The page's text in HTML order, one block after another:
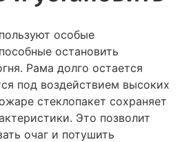
особые
остановить
Рама долго остается
под воздействием высоких
стеклопакет сохраняет
Это позволит
очаг и потушить